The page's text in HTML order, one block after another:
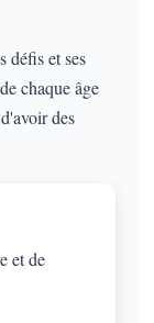
défis et ses
chaque âge
des
et de